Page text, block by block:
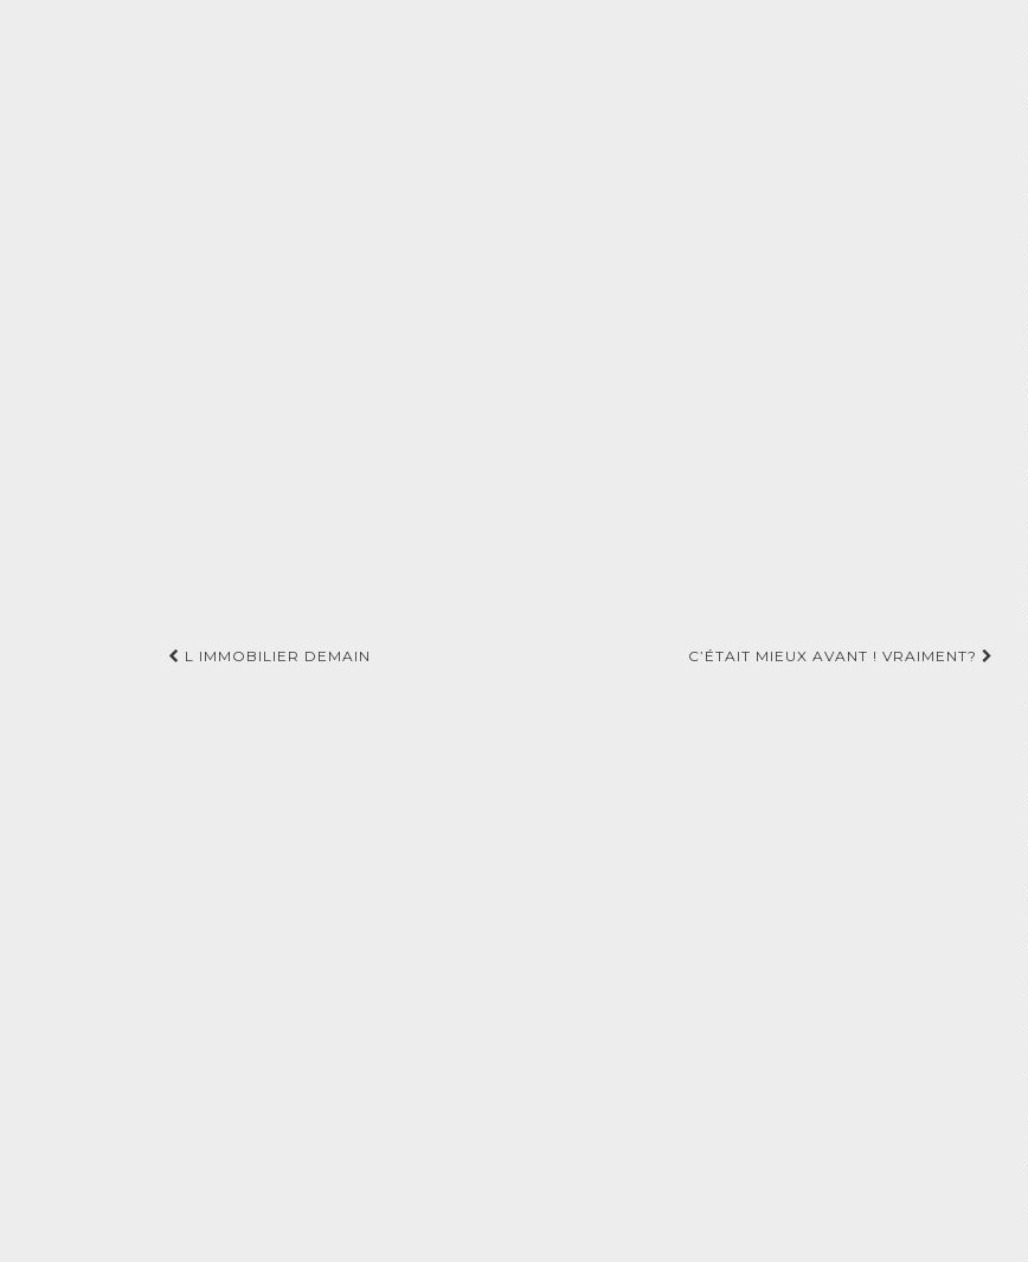
Navigation
L IMMOBILIER DEMAIN C’ÉTAIT MIEUX AVANT ! VRAIMENT?